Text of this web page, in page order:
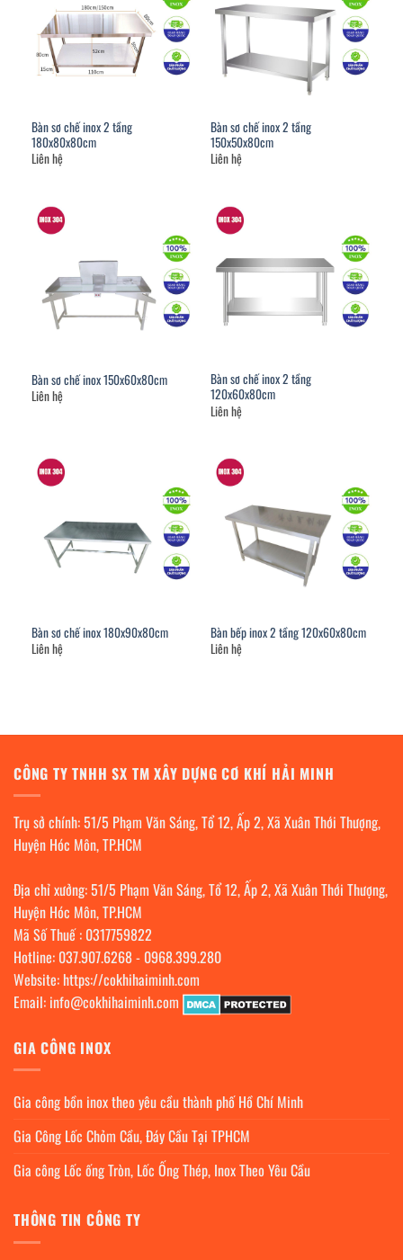
Bàn sơ chế inox 2 tầng
180x80x80cm
Liên hệ
Bàn sơ chế inox 2 tầng
150x50x80cm
Liên hệ
Bàn sơ chế inox 150x60x80cm
Liên hệ
Bàn sơ chế inox 2 tầng
120x60x80cm
Liên hệ
Bàn sơ chế inox 180x90x80cm
Liên hệ
Bàn bếp inox 2 tầng 120x60x80cm
Liên hệ
CÔNG TY TNHH SX TM XÂY DỰNG CƠ KHÍ HẢI MINH
Trụ sở chính: 51/5 Phạm Văn Sáng, Tổ 12, Ấp 2, Xã Xuân Thới Thượng,
Huyện Hóc Môn, TP.HCM
Địa chỉ xưởng: 51/5 Phạm Văn Sáng, Tổ 12, Ấp 2, Xã Xuân Thới Thượng,
Huyện Hóc Môn, TP.HCM
Mã Số Thuế : 0317759822
Hotline: 037.907.6268- 0968.399.280
Website: https://cokhihaiminh.com
Email: info@cokhihaiminh.com
GIA CÔNG INOX
Gia công bồn inox theo yêu cầu thành phố Hồ Chí Minh
Gia Công Lốc Chỏm Cầu, Đáy Cầu Tại TPHCM
Gia công Lốc ống Tròn, Lốc Ống Thép, Inox Theo Yêu Cầu
THÔNG TIN CÔNG TY